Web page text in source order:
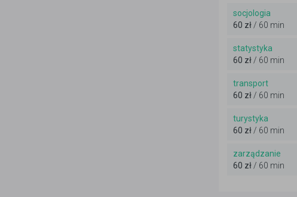
socjologia
60 zł / 60 min
statystyka
60 zł / 60 min
transport
60 zł / 60 min
turystyka
60 zł / 60 min
zarządzanie
60 zł / 60 min